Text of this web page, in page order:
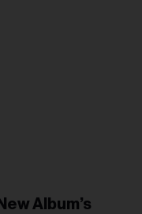
Album’s